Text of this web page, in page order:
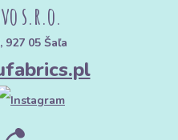
s.r.o.
927 05 Šaľa